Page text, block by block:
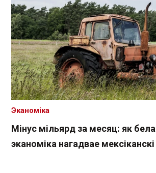
Мінус мільярд за месяц: як
эканоміка нагадвае
Эканоміка